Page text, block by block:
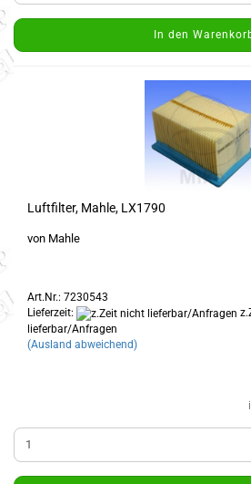
In den
Luftfilter, Mahle, LX1790
von Mahle
Art.Nr.: 7230543
Lieferzeit:
lieferbar/Anfragen
(Ausland abweichend)